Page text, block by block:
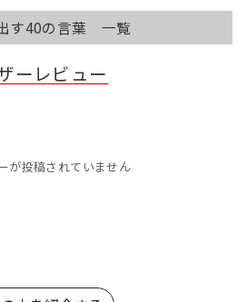
す40の言葉 一覧
ーレビュー
が投稿されていません